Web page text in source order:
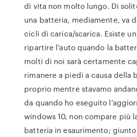
di vita non molto lungo. Di
una batteria, mediamente, va
cicli di carica/scarica. Esiste
ripartire l’auto quando la
molti di noi sarà certamente
rimanere a piedi a causa della
proprio mentre stavamo
da quando ho eseguito
windows 10, non compare più
batteria in esaurimento; giunto